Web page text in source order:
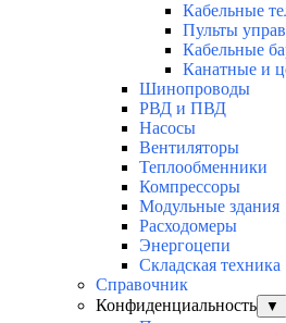
Кабельные
Пульты
Кабельные
Канатные и
Шинопроводы
РВД и ПВД
Насосы
Вентиляторы
Теплообменники
Компрессоры
Модульные здания
Расходомеры
Энергоцепи
Складская техника
Справочник
Конфиденциальность
▼